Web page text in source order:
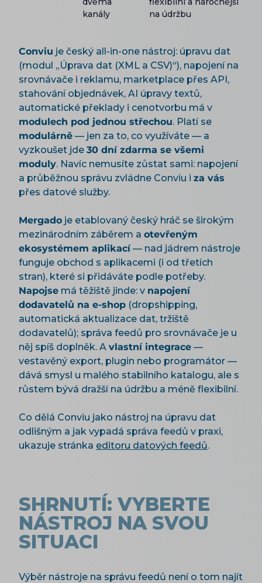
kanály
na údržbu
Conviu je český all-in-one nástroj: úpravu dat
(modul „Úprava dat (XML a CSV)“), napojení na
srovnávače i reklamu, marketplace přes API,
stahování objednávek, AI úpravy textů,
automatické překlady i cenotvorbu má v
modulech pod jednou střechou. Platí se
modulárně — jen za to, co využíváte — a
vyzkoušet jde 30 dní zdarma se všemi
moduly. Navíc nemusíte zůstat sami: napojení
a průběžnou správu zvládne Conviu i za vás
přes datové služby.
Mergado je etablovaný český hráč se širokým
mezinárodním záběrem a otevřeným
ekosystémem aplikací— nad jádrem nástroje
funguje obchod s aplikacemi (i od třetích
stran), které si přidáváte podle potřeby.
Napojse má těžiště jinde: v napojení
dodavatelů na e-shop (dropshipping,
automatická aktualizace dat, tržiště
dodavatelů); správa feedů pro srovnávače je u
něj spíš doplněk. A vlastní integrace —
vestavěný export, plugin nebo programátor —
dává smysl u malého stabilního katalogu, ale s
růstem bývá dražší na údržbu a méně flexibilní.
Co dělá Conviu jako nástroj na úpravu dat
odlišným a jak vypadá správa feedů v praxi,
ukazuje stránka editoru datových feedů.
SHRNUTÍ: VYBERTE
NÁSTROJ NA SVOU
SITUACI
Výběr nástroje na správu feedů není o tom najít